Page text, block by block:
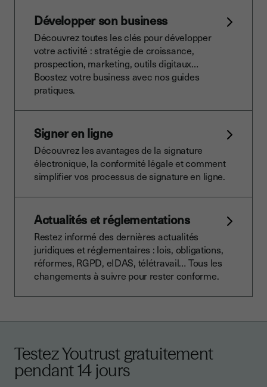
Développer son business
Découvrez toutes les clés pour développer
votre activité : stratégie de croissance,
prospection, marketing, outils digitaux…
Boostez votre business avec nos guides
pratiques.
Signer en ligne
Découvrez les avantages de la signature
électronique, la conformité légale et comment
simplifier vos processus de signature en ligne.
Actualités et réglementations
Restez informé des dernières actualités
juridiques et réglementaires : lois, obligations,
réformes, RGPD, eIDAS, télétravail… Tous les
changements à suivre pour rester conforme.
Testez Youtrust gratuitement
pendant 14 jours